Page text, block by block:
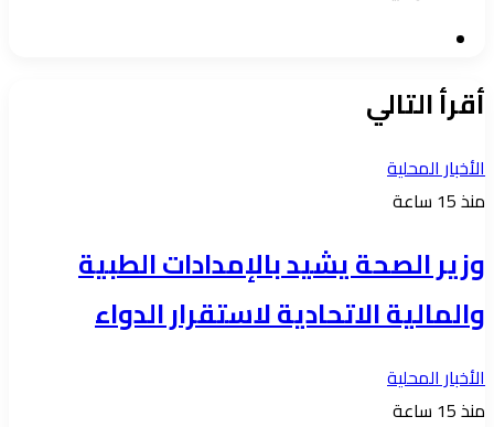
أقرأ التالي
الأخبار المحلية
منذ 15 ساعة
وزير الصحة يشيد بالإمدادات الطبية
والمالية الاتحادية لاستقرار الدواء
الأخبار المحلية
منذ 15 ساعة